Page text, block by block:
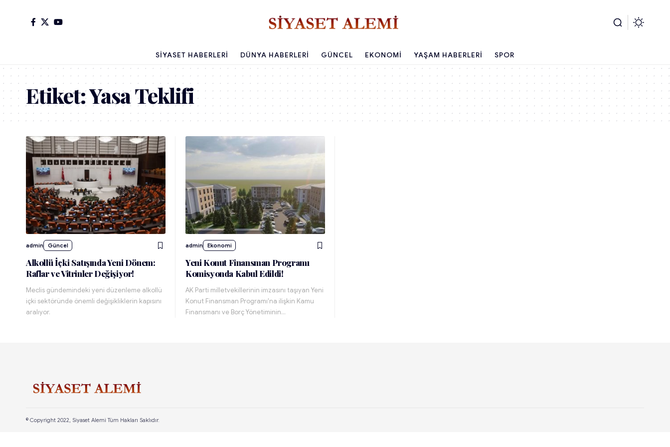
SIYASET HABERLERI DÜNYA HABERLERI GÜNCEL EKONOMI YAŞAM HABERLERI SPOR
Etiket:Yasa Teklifi
admin Güncel
Alkollü İçki Satışında Yeni Dönem:
Raflar ve Vitrinler Değişiyor!
Meclis gündemindeki yeni düzenleme alkollü
içki sektöründe önemli değişikliklerin kapısını
aralıyor.
admin Ekonomi
Yeni Konut Finansman Programı
Komisyonda Kabul Edildi!
AK Parti milletvekillerinin imzasını taşıyan Yeni
Konut Finansman Programı'na ilişkin Kamu
Finansmanı ve Borç Yönetiminin…
© Copyright 2022, Siyaset Alemi Tüm Hakları Saklıdır.